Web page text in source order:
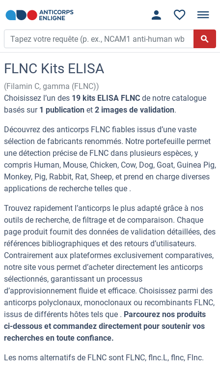
FLNC Kits ELISA
(Filamin C, gamma (FLNC))
Choisissez l’un des 19 kits ELISA FLNC de notre catalogue
basés sur 1 publication et 2 images de validation.
Découvrez des anticorps FLNC fiables issus d’une vaste
sélection de fabricants renommés. Notre portefeuille permet
une détection précise de FLNC dans plusieurs espèces, y
compris Human, Mouse, Chicken, Cow, Dog, Goat, Guinea Pig,
Monkey, Pig, Rabbit, Rat, Sheep, et prend en charge diverses
applications de recherche telles que .
Trouvez rapidement l’anticorps le plus adapté grâce à nos
outils de recherche, de filtrage et de comparaison. Chaque
page produit fournit des données de validation détaillées, des
références bibliographiques et des retours d’utilisateurs.
Contrairement aux plateformes exclusivement comparatives,
notre site vous permet d’acheter directement les anticorps
sélectionnés, garantissant un processus
d’approvisionnement fluide et efficace. Choisissez parmi des
anticorps polyclonaux, monoclonaux ou recombinants FLNC,
issus de différents hôtes tels que . Parcourez nos produits
ci-dessous et commandez directement pour soutenir vos
recherches en toute confiance.
Les noms alternatifs de FLNC sont FLNC, flnc.L, flnc, Flnc.